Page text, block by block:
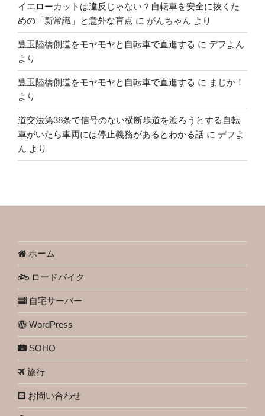
イエローカットは違反じゃない？自転車を安全に抜くた
めの「新常識」と意外な盲点 に がんちゃん より
豊玉陸橋側道をモヤモヤと自転車で直進する に デフよん
より
豊玉陸橋側道をモヤモヤと自転車で直進する に まじか！
より
道交法第38条で信号のない横断歩道を渡ろうとする自転
車がいたら車両には停止義務があるとわかる話 に デフよ
ん より
ホーム
ロードバイク
自宅サーバー
WordPress
SOHO
旅行
お問い合わせ